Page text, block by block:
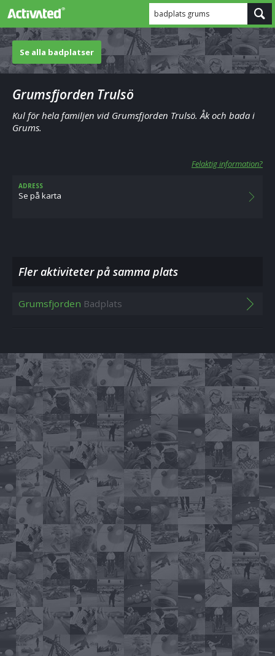
badplats grums
Se alla badplatser
Grumsfjorden Trulsö
Kul för hela familjen vid Grumsfjorden Trulsö. Åk och bada i
Grums.
Felaktig information?
ADRESS
Se på karta
Fler aktiviteter på samma plats
Grumsfjorden Badplats